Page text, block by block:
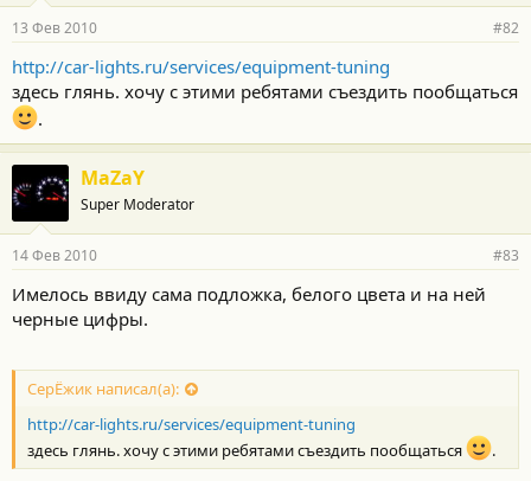
13 Фев 2010 #82
http://car-lights.ru/services/equipment-tuning
здесь глянь. хочу с этими ребятами съездить пообщаться
.
MaZaY
Super Moderator
14 Фев 2010 #83
Имелось ввиду сама подложка, белого цвета и на ней
черные цифры.
СерЁжик написал(а):
http://car-lights.ru/services/equipment-tuning
здесь глянь. хочу с этими ребятами съездить пообщаться
.